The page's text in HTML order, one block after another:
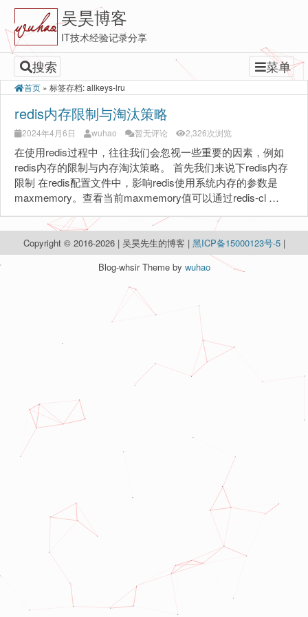
吴昊博客
IT技术经验记录分享
搜索 菜单
首页 » 标签存档: allkeys-lru
redis内存限制与淘汰策略
2024年4月6日 wuhao 暂无评论 2,326次浏览
在使用redis过程中，往往我们会忽视一些重要的因素，例如
redis内存的限制与内存淘汰策略。 首先我们来说下redis内存
限制 在redis配置文件中，影响redis使用系统内存的参数是
maxmemory。查看当前maxmemory值可以通过redis-cl …
Copyright © 2016-2026 | 吴昊先生的博客 | 黑ICP备15000123号-5 |
Blog-whsir Theme by wuhao